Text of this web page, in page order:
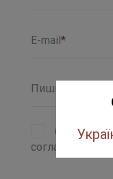
E-mail *
Пишите здесь
С
соглашением